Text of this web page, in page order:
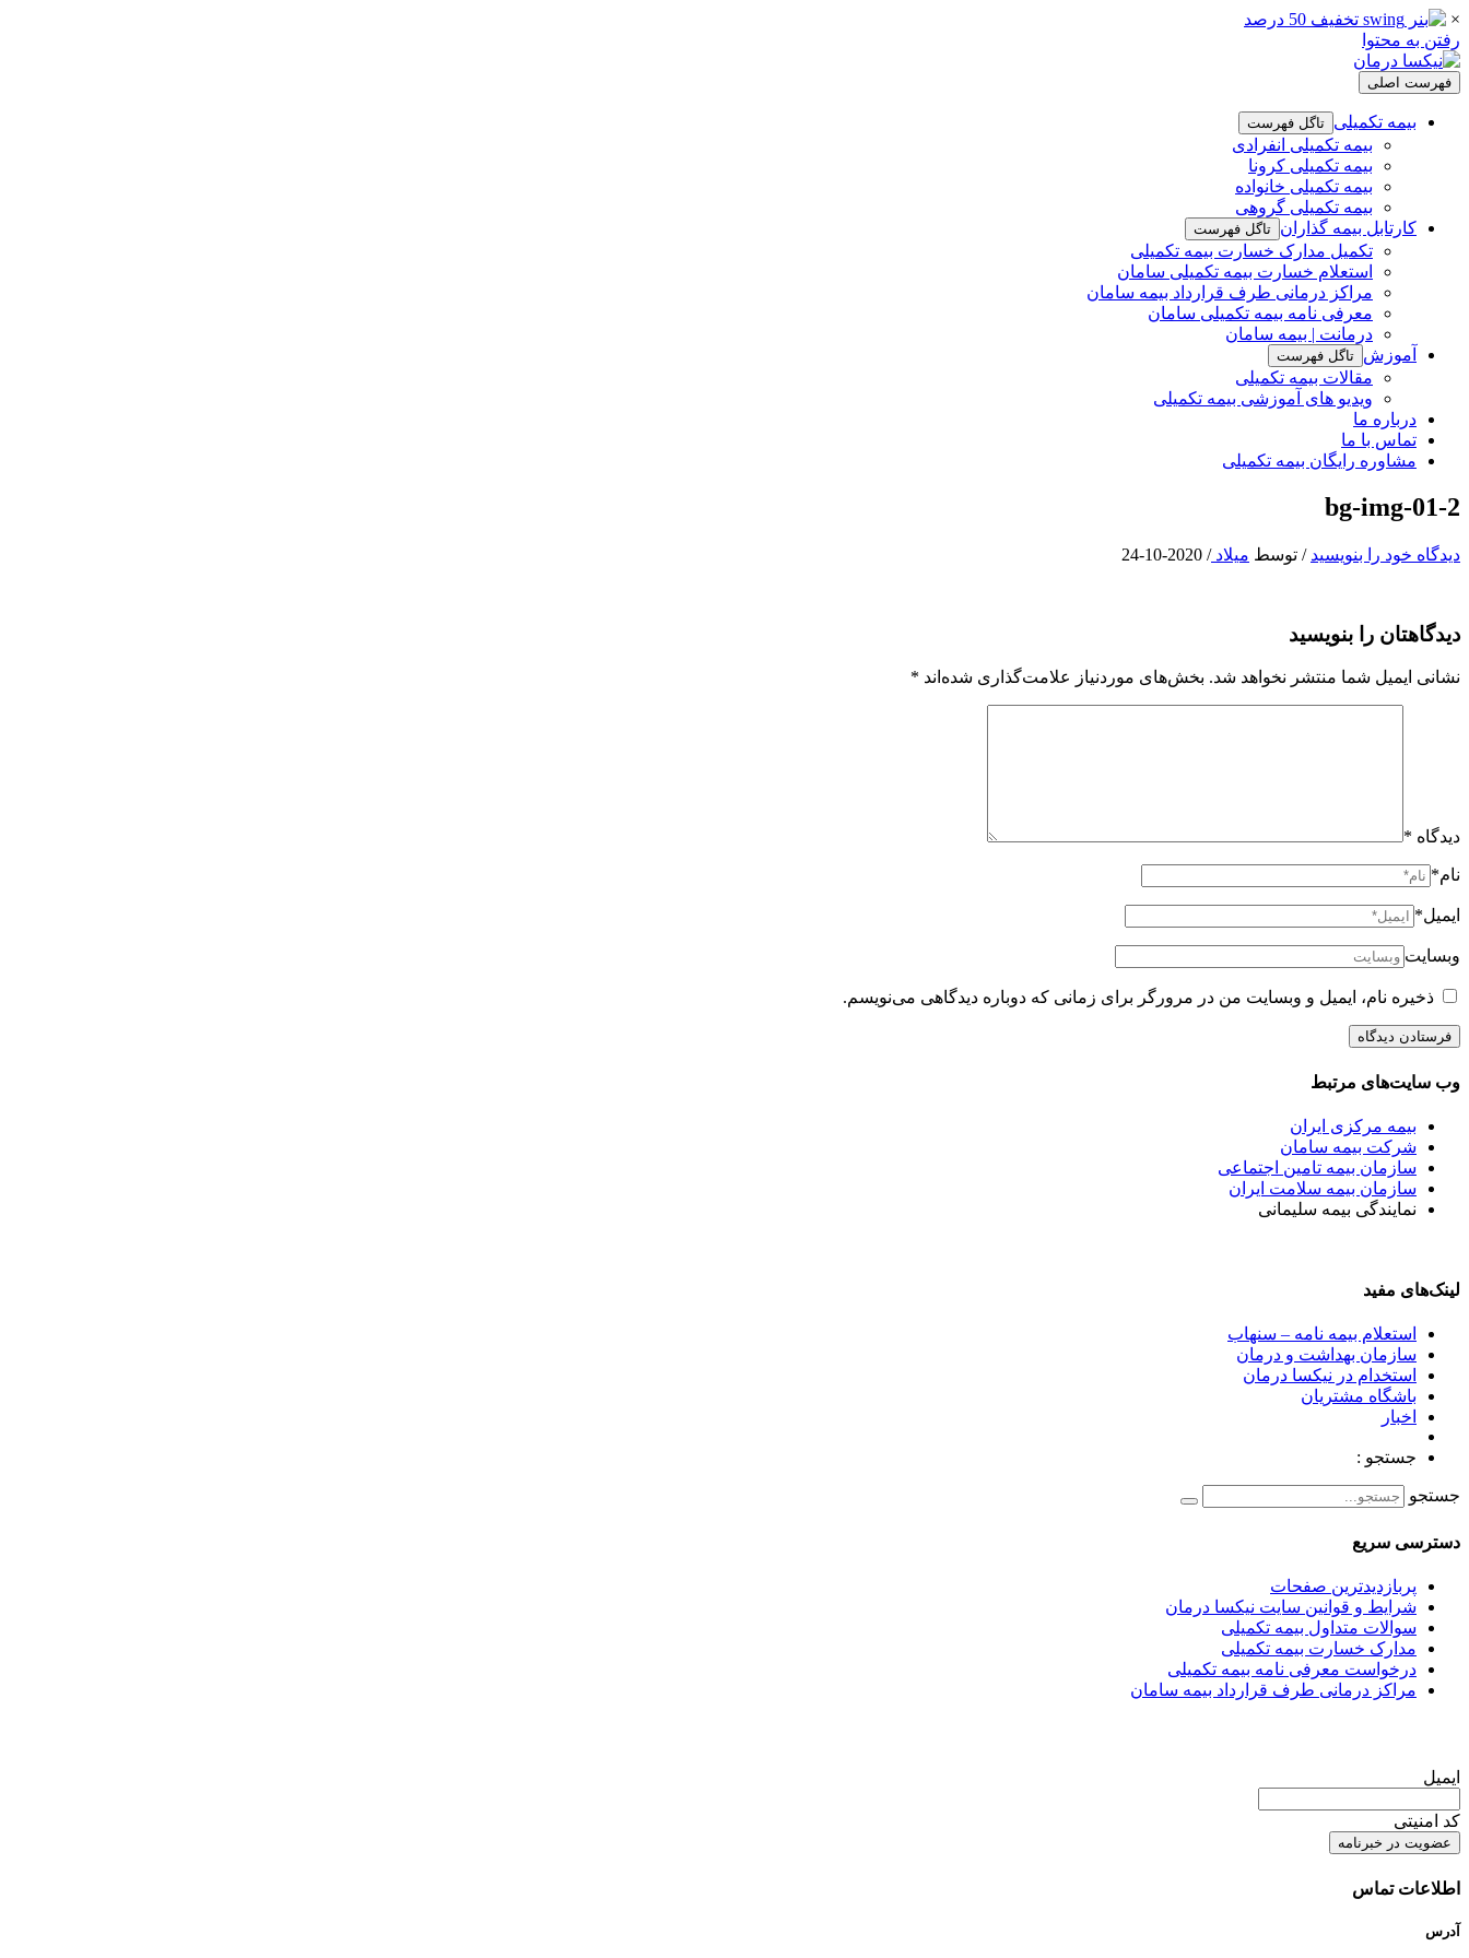
×
رفتن به محتوا
فهرست اصلی
بیمه تکمیلی تاگل فهرست
بیمه تکمیلی انفرادی
بیمه تکمیلی کرونا
بیمه تکمیلی خانواده
بیمه تکمیلی گروهی
کارتابل بیمه گذاران تاگل فهرست
تکمیل مدارک خسارت بیمه تکمیلی
استعلام خسارت بیمه تکمیلی سامان
مراکز درمانی طرف قرارداد بیمه سامان
معرفی نامه بیمه تکمیلی سامان
درمانت | بیمه سامان
آموزش تاگل فهرست
مقالات بیمه تکمیلی
ویدیو های آموزشی بیمه تکمیلی
درباره ما
تماس با ما
مشاوره رایگان بیمه تکمیلی
bg-img-01-2
دیدگاه‌ خود را بنویسید / توسط میلاد/
2020-10-24
دیدگاهتان را بنویسید
نشانی ایمیل شما منتشر نخواهد شد. بخش‌های موردنیاز علامت‌گذاری شده‌اند *
دیدگاه *
نام*
ایمیل*
وبسایت
ذخیره نام، ایمیل و وبسایت من در مرورگر برای زمانی که دوباره دیدگاهی می‌نویسم.
وب سایت‌های مرتبط
بیمه مرکزی ایران
شرکت بیمه سامان
سازمان بیمه تامین اجتماعی
سازمان بیمه سلامت ایران
نمایندگی بیمه سلیمانی
لینک‌های مفید
استعلام بیمه نامه – سنهاب
سازمان بهداشت و درمان
استخدام در نیکسا درمان
باشگاه مشتریان
اخبار
جستجو :
جستجو
دسترسی سریع
پربازدیدترین صفحات
شرایط و قوانین سایت نیکسا درمان
سوالات متداول بیمه تکمیلی
مدارک خسارت بیمه تکمیلی
درخواست معرفی نامه بیمه تکمیلی
مراکز درمانی طرف قرارداد بیمه سامان
ایمیل
کد امنیتی
اطلاعات تماس
آدرس